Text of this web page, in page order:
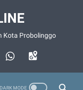
Kota Probolinggo